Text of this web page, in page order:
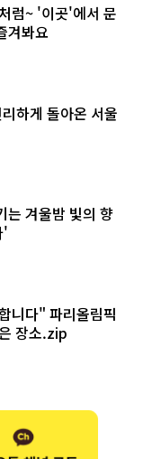
럼~ '이곳'에서 문
겨봐요
하게 돌아온 서울
는 겨울밤 빛의 향
'
니다" 파리올림픽
장소.zip